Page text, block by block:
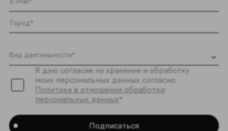
Я даю согласие на хранение и обработку
моих персональных данных согласно
Политике в отношении обработки
персональных данных*
Подписаться